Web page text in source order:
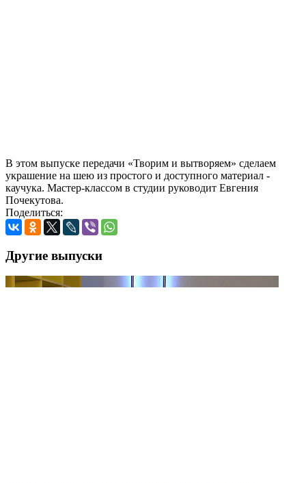
В этом выпуске передачи «Творим и вытворяем» сделаем
украшение на шею из простого и доступного материал -
каучука. Мастер-классом в студии руководит Евгения
Почекутова.
Поделиться:
Другие выпуски